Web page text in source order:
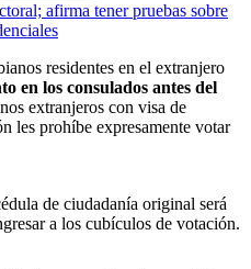
afirma tener pruebas sobre
residentes en el extranjero
en los consulados antes del
extranjeros con visa de
les prohíbe expresamente votar
de ciudadanía original será
a los cubículos de votación.